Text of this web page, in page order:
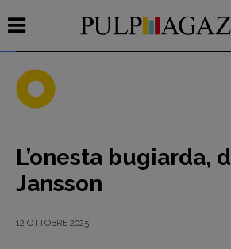
Recensioni
Primo Piano
Interviste
L’onesta bugiarda,
Jansson
12 OTTOBRE 2025